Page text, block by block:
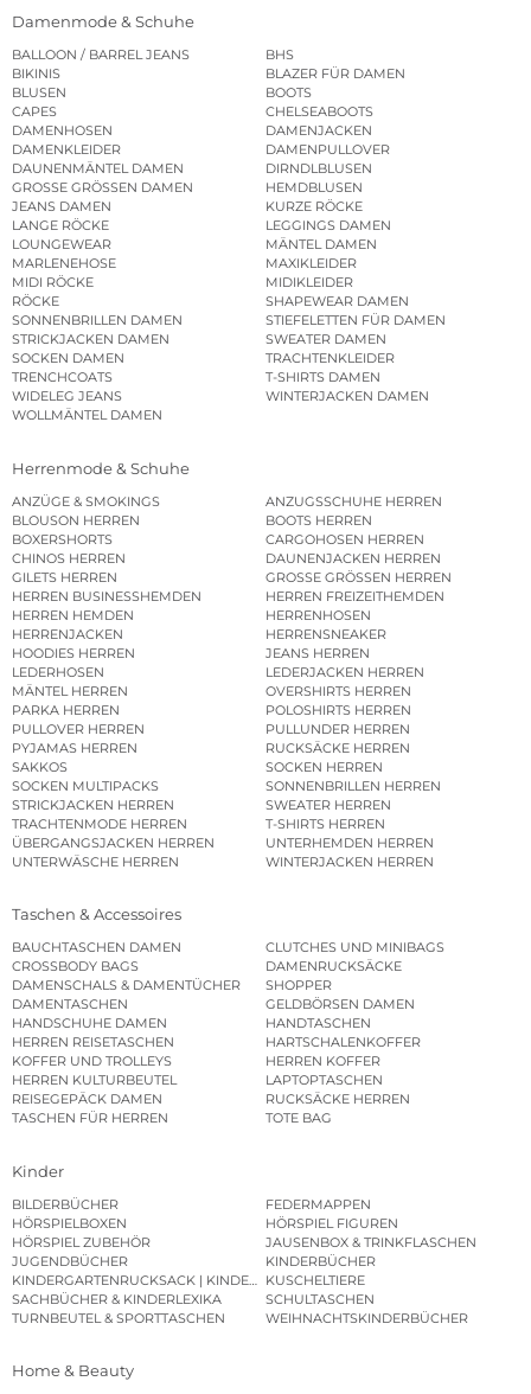
Damenmode & Schuhe
BALLOON / BARREL JEANS
BHS
BIKINIS
BLAZER FÜR DAMEN
BLUSEN
BOOTS
CAPES
CHELSEABOOTS
DAMENHOSEN
DAMENJACKEN
DAMENKLEIDER
DAMENPULLOVER
DAUNENMÄNTEL DAMEN
DIRNDLBLUSEN
GROSSE GRÖSSEN DAMEN
HEMDBLUSEN
JEANS DAMEN
KURZE RÖCKE
LANGE RÖCKE
LEGGINGS DAMEN
LOUNGEWEAR
MÄNTEL DAMEN
MARLENEHOSE
MAXIKLEIDER
MIDI RÖCKE
MIDIKLEIDER
RÖCKE
SHAPEWEAR DAMEN
SONNENBRILLEN DAMEN
STIEFELETTEN FÜR DAMEN
STRICKJACKEN DAMEN
SWEATER DAMEN
SOCKEN DAMEN
TRACHTENKLEIDER
TRENCHCOATS
T-SHIRTS DAMEN
WIDELEG JEANS
WINTERJACKEN DAMEN
WOLLMÄNTEL DAMEN
Herrenmode & Schuhe
ANZÜGE & SMOKINGS
ANZUGSSCHUHE HERREN
BLOUSON HERREN
BOOTS HERREN
BOXERSHORTS
CARGOHOSEN HERREN
CHINOS HERREN
DAUNENJACKEN HERREN
GILETS HERREN
GROSSE GRÖSSEN HERREN
HERREN BUSINESSHEMDEN
HERREN FREIZEITHEMDEN
HERREN HEMDEN
HERRENHOSEN
HERRENJACKEN
HERRENSNEAKER
HOODIES HERREN
JEANS HERREN
LEDERHOSEN
LEDERJACKEN HERREN
MÄNTEL HERREN
OVERSHIRTS HERREN
PARKA HERREN
POLOSHIRTS HERREN
PULLOVER HERREN
PULLUNDER HERREN
PYJAMAS HERREN
RUCKSÄCKE HERREN
SAKKOS
SOCKEN HERREN
SOCKEN MULTIPACKS
SONNENBRILLEN HERREN
STRICKJACKEN HERREN
SWEATER HERREN
TRACHTENMODE HERREN
T-SHIRTS HERREN
ÜBERGANGSJACKEN HERREN
UNTERHEMDEN HERREN
UNTERWÄSCHE HERREN
WINTERJACKEN HERREN
Taschen & Accessoires
BAUCHTASCHEN DAMEN
CLUTCHES UND MINIBAGS
CROSSBODY BAGS
DAMENRUCKSÄCKE
DAMENSCHALS & DAMENTÜCHER
SHOPPER
DAMENTASCHEN
GELDBÖRSEN DAMEN
HANDSCHUHE DAMEN
HANDTASCHEN
HERREN REISETASCHEN
HARTSCHALENKOFFER
KOFFER UND TROLLEYS
HERREN KOFFER
HERREN KULTURBEUTEL
LAPTOPTASCHEN
REISEGEPÄCK DAMEN
RUCKSÄCKE HERREN
TASCHEN FÜR HERREN
TOTE BAG
Kinder
BILDERBÜCHER
FEDERMAPPEN
HÖRSPIELBOXEN
HÖRSPIEL FIGUREN
HÖRSPIEL ZUBEHÖR
JAUSENBOX & TRINKFLASCHEN
JUGENDBÜCHER
KINDERBÜCHER
KINDERGARTENRUCKSACK | KINDERGARTENBEUTEL
KUSCHELTIERE
SACHBÜCHER & KINDERLEXIKA
SCHULTASCHEN
TURNBEUTEL & SPORTTASCHEN
WEIHNACHTSKINDERBÜCHER
Home & Beauty